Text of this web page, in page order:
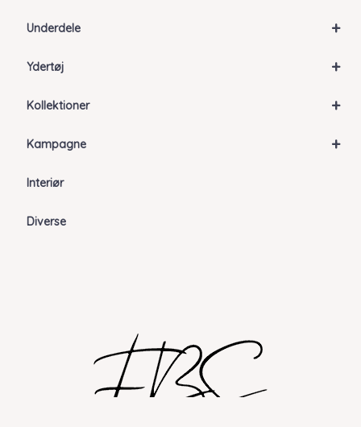
+
Underdele
+
Ydertøj
+
Kollektioner
+
Kampagne
Interiør
Diverse